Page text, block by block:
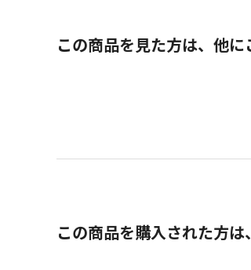
この商品を見た方は、他
この商品を購入された方は